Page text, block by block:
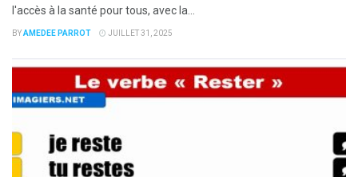
l'accès à la santé pour tous, avec la...
BYAMEDEE PARROT JUILLET 31, 2025